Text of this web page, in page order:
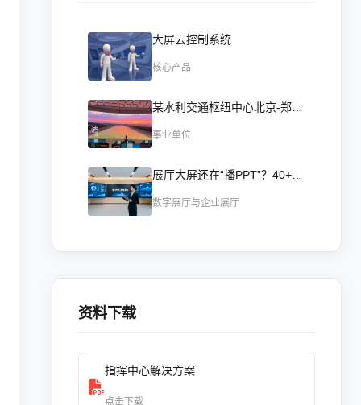
大屏云控制系统
核心产品
事业单位
数字展厅与企业展厅
资料下载
指挥中心解决方案
点击下载